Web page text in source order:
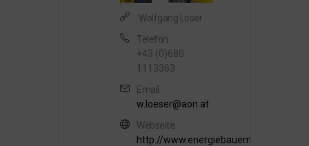
Wolfgang Löser
Telefon
+43 (0)680
1113363
Email
w.loeser@aon.at
Webseite
http://www.energiebauernhof.com/